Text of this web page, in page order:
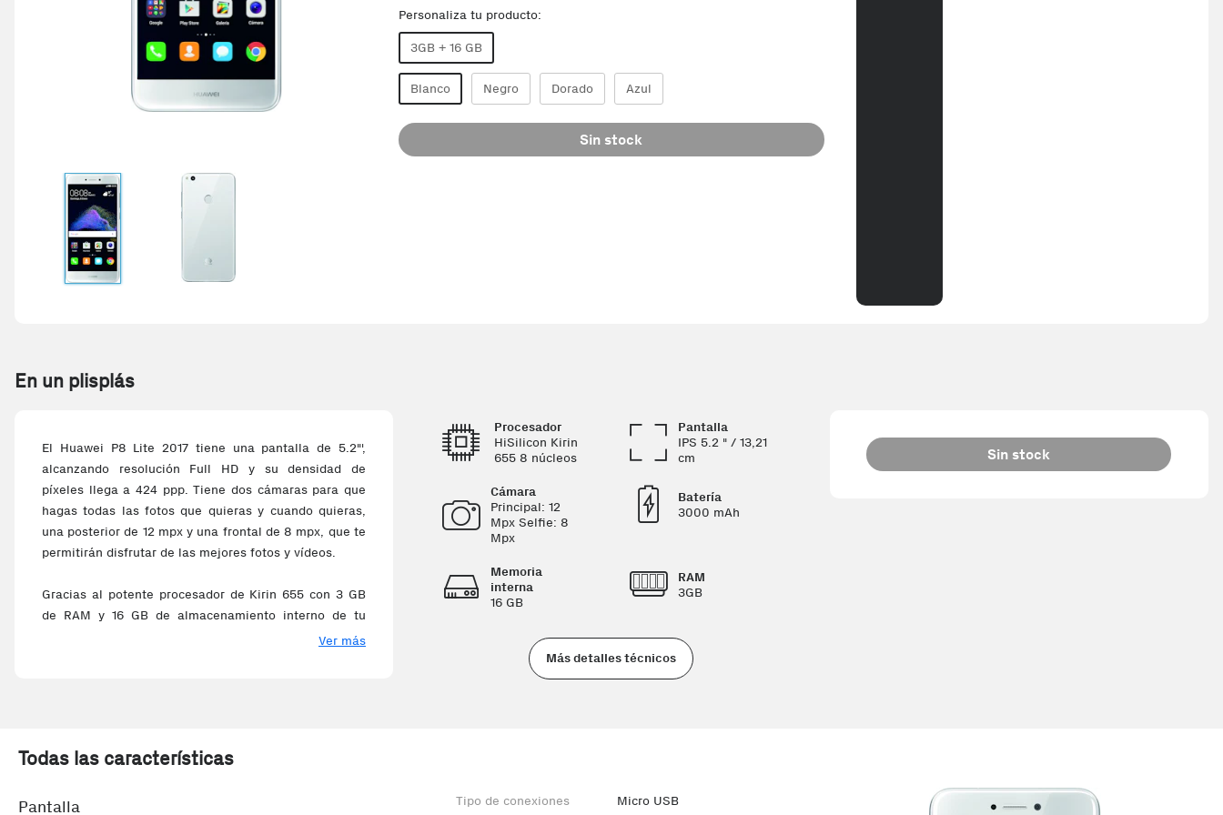
Personaliza tu producto:
3GB + 16 GB
Blanco Negro Dorado Azul
Sin stock
En un plisplás
El Huawei P8 Lite 2017 tiene una pantalla de 5.2"',
alcanzando resolución Full HD y su densidad de
píxeles llega a 424 ppp. Tiene dos cámaras para que
hagas todas las fotos que quieras y cuando quieras,
una posterior de 12 mpx y una frontal de 8 mpx, que te
permitirán disfrutar de las mejores fotos y vídeos.
Gracias al potente procesador de Kirin 655 con 3 GB
de RAM y 16 GB de almacenamiento interno de tu
Huawei P8 Lite 2017 Blanco y la conectividad 4G,
Ver más
Procesador
HiSilicon Kirin
655 8 núcleos
Pantalla
IPS 5.2 " / 13,21
cm
Cámara
Principal: 12
Mpx Selfie: 8
Mpx
Batería
3000 mAh
Memoria
interna
16 GB
RAM
3GB
Más detalles técnicos
Sin stock
Todas las características
Pantalla Tipo de conexiones Micro USB